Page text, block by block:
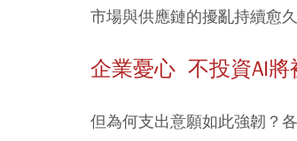
市場與供應鏈的擾亂持續愈
企業憂心 不投資AI將
但為何支出意願如此強韌？